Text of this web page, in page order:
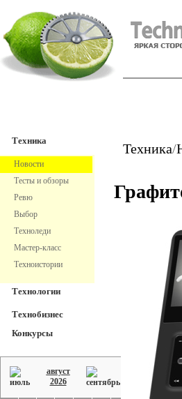
Техника
Новости
Тесты и обзоры
Ревю
Выбор
Техноледи
Мастер-класс
Техноистории
Технологии
Технобизнес
Конкурсы
август
2026
Техника/